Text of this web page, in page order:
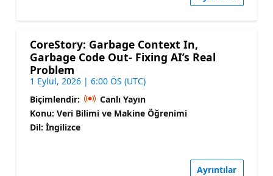
CoreStory: Garbage Context In,
Garbage Code Out- Fixing AI’s Real
Problem
1 Eylül, 2026 | 6:00 ÖS (UTC)
Biçimlendir:
Canlı Yayın
Konu: Veri Bilimi ve Makine Öğrenimi
Dil: İngilizce
Ayrıntılar